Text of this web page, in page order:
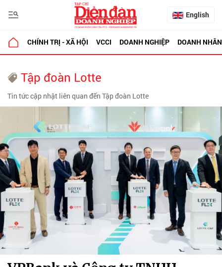
English
CHÍNH TRỊ - XÃ HỘI VCCI DOANH NGHIỆP DOANH NHÂN
Tập đoàn Lotte
Tin tức cập nhật liên quan đến Tập đoàn Lotte